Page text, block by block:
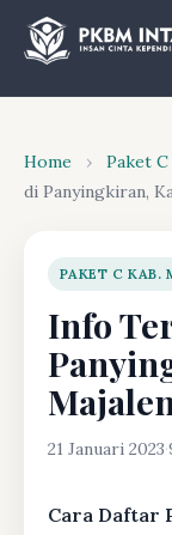
Home › Paket
di Panyingkiran,
PAKET C KAB.
Info
21 Januari 2023·
Cara Daftar